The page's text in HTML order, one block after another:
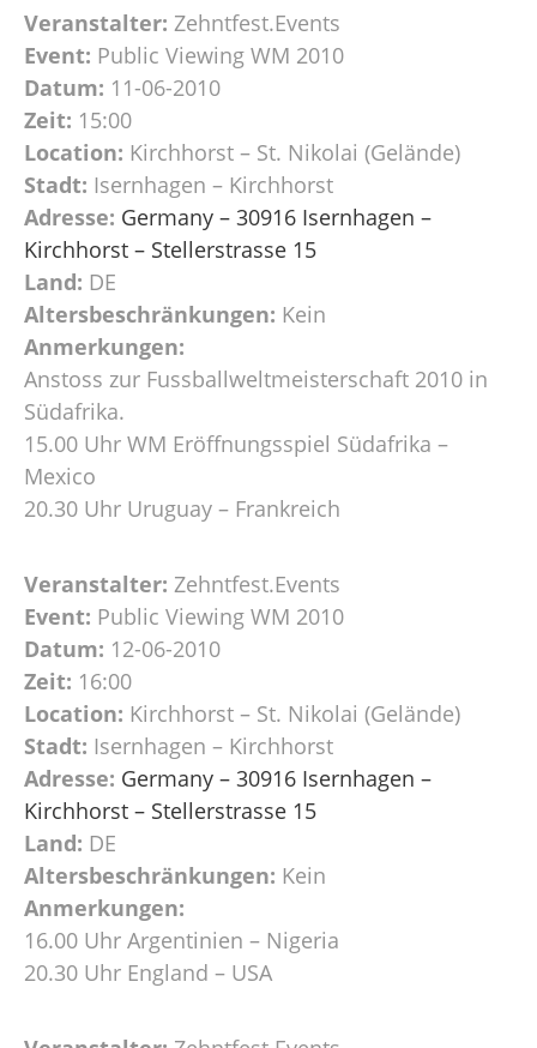
Veranstalter: Zehntfest.Events
Event: Public Viewing WM 2010
Datum: 11-06-2010
Zeit: 15:00
Location: Kirchhorst – St. Nikolai (Gelände)
Stadt: Isernhagen – Kirchhorst
Adresse: Germany – 30916 Isernhagen –
Kirchhorst – Stellerstrasse 15
Land: DE
Altersbeschränkungen: Kein
Anmerkungen:
Anstoss zur Fussballweltmeisterschaft 2010 in
Südafrika.
15.00 Uhr WM Eröffnungsspiel Südafrika –
Mexico
20.30 Uhr Uruguay – Frankreich
Veranstalter: Zehntfest.Events
Event: Public Viewing WM 2010
Datum: 12-06-2010
Zeit: 16:00
Location: Kirchhorst – St. Nikolai (Gelände)
Stadt: Isernhagen – Kirchhorst
Adresse: Germany – 30916 Isernhagen –
Kirchhorst – Stellerstrasse 15
Land: DE
Altersbeschränkungen: Kein
Anmerkungen:
16.00 Uhr Argentinien – Nigeria
20.30 Uhr England – USA